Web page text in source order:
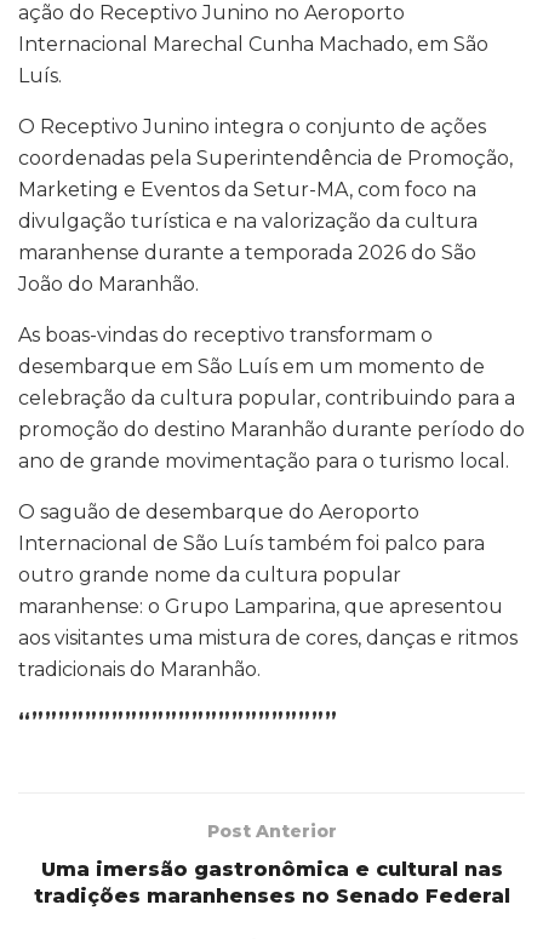
ação do Receptivo Junino no Aeroporto
Internacional Marechal Cunha Machado, em São
Luís.
O Receptivo Junino integra o conjunto de ações
coordenadas pela Superintendência de Promoção,
Marketing e Eventos da Setur-MA, com foco na
divulgação turística e na valorização da cultura
maranhense durante a temporada 2026 do São
João do Maranhão.
As boas-vindas do receptivo transformam o
desembarque em São Luís em um momento de
celebração da cultura popular, contribuindo para a
promoção do destino Maranhão durante período do
ano de grande movimentação para o turismo local.
O saguão de desembarque do Aeroporto
Internacional de São Luís também foi palco para
outro grande nome da cultura popular
maranhense: o Grupo Lamparina, que apresentou
aos visitantes uma mistura de cores, danças e ritmos
tradicionais do Maranhão.
“”””””””””””””””””””””””
Post Anterior
Uma imersão gastronômica e cultural nas
tradições maranhenses no Senado Federal